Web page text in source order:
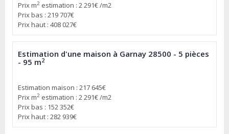
Prix m2 estimation : 2 291€ /m2
Prix bas : 219 707€
Prix haut : 408 027€
Estimation d'une maison à Garnay 28500 - 5 pièces
- 95 m2
Estimation maison : 217 645€
Prix m2 estimation : 2 291€ /m2
Prix bas : 152 352€
Prix haut : 282 939€